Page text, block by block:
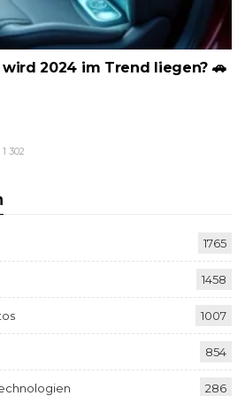
2024 im Trend liegen? 🚗
1 302
1765
1458
1007
854
286